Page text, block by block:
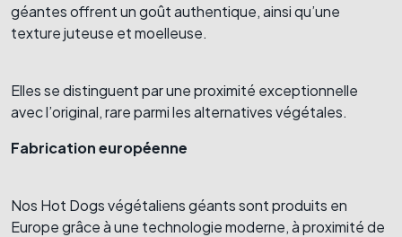
géantes offrent un goût authentique, ainsi qu’une
texture juteuse et moelleuse.
Elles se distinguent par une proximité exceptionnelle
avec l’original, rare parmi les alternatives végétales.
Fabrication européenne
Nos Hot Dogs végétaliens géants sont produits en
Europe grâce à une technologie moderne, à proximité de